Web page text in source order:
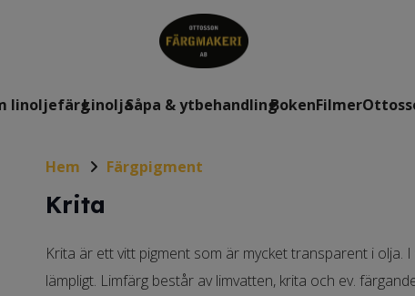
linoljefärgLinoljaSåpa & ytbehandlingBokenFilmer
Hem Färgpigment
Krita
Krita är ett vitt pigment som är mycket transparent i olja.
lämpligt. Limfärg består av limvatten, krita och ev.